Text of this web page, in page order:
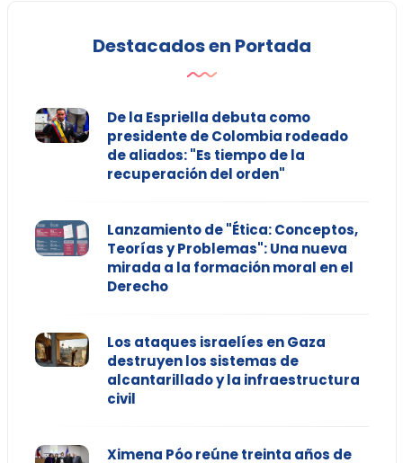
Destacados en Portada
De la Espriella debuta como
presidente de Colombia rodeado
de aliados: "Es tiempo de la
recuperación del orden"
Lanzamiento de "Ética: Conceptos,
Teorías y Problemas": Una nueva
mirada a la formación moral en el
Derecho
Los ataques israelíes en Gaza
destruyen los sistemas de
alcantarillado y la infraestructura
civil
Ximena Póo reúne treinta años de